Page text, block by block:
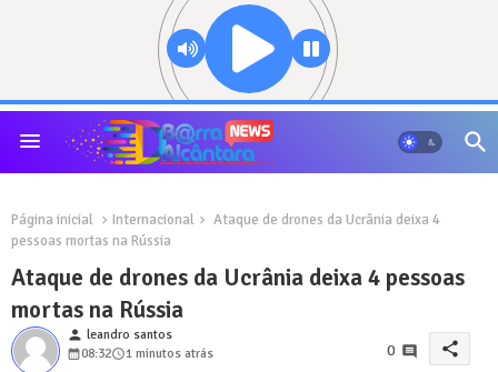
Página inicial Internacional
Ataque de drones da Ucrânia deixa 4
pessoas mortas na Rússia
Ataque de drones da Ucrânia deixa 4 pessoas
mortas na Rússia
person leandro santos
08:32
1 minutos atrás 0 share